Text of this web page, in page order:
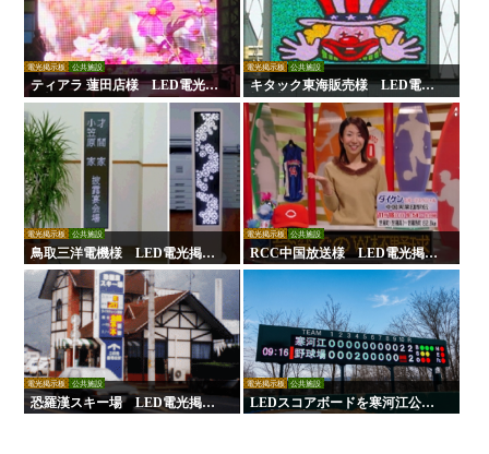
電光掲示板 公共施設
ティアラ 蓮田店様 LED電光掲
示板
電光掲示板 公共施設
キタック東海販売様 LED電光
掲示板
電光掲示板 公共施設
鳥取三洋電機様 LED電光掲示
板
電光掲示板 公共施設
RCC中国放送様 LED電光掲示
板
電光掲示板 公共施設
恐羅漢スキー場 LED電光掲示
板
電光掲示板 公共施設
LEDスコアボードを寒河江公園
野球場に設置｜負担軽減！手動